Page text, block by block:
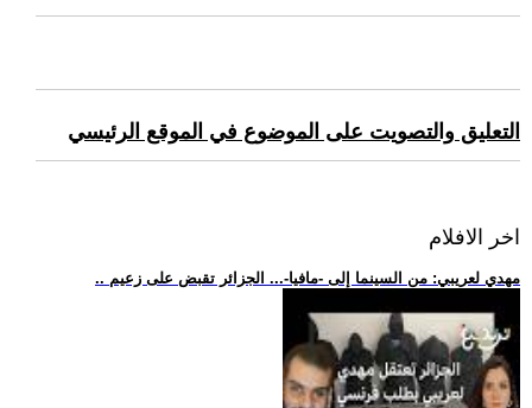
التعليق والتصويت على الموضوع في الموقع الرئيسي
اخر الافلام
.. مهدي لعريبي: من السينما إلى -مافيا-... الجزائر تقبض على زعيم